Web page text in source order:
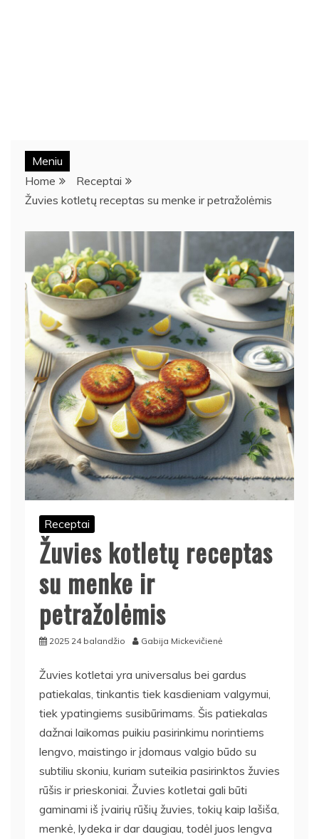
Meniu
Home
Receptai
Žuvies kotletų receptas su menke ir petražolėmis
Receptai
Žuvies kotletų receptas
su menke ir
petražolėmis
2025 24 balandžio Gabija Mickevičienė
Žuvies kotletai yra universalus bei gardus
patiekalas, tinkantis tiek kasdieniam valgymui,
tiek ypatingiems susibūrimams. Šis patiekalas
dažnai laikomas puikiu pasirinkimu norintiems
lengvo, maistingo ir įdomaus valgio būdo su
subtiliu skoniu, kuriam suteikia pasirinktos žuvies
rūšis ir prieskoniai. Žuvies kotletai gali būti
gaminami iš įvairių rūšių žuvies, tokių kaip lašiša,
menkė, lydeka ir dar daugiau, todėl juos lengva